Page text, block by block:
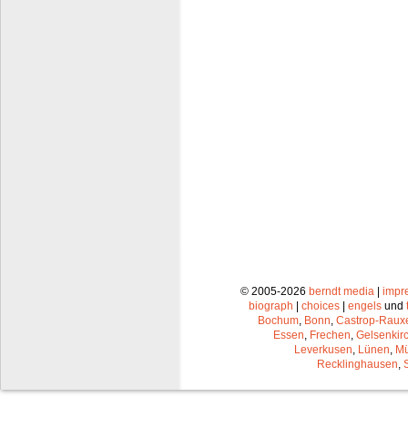
© 2005-2026 berndt media |
biograph | choices | engels und
Bochum Bonn Castrop-
Essen Frechen
Leverkusen Lünen
Recklinghausen